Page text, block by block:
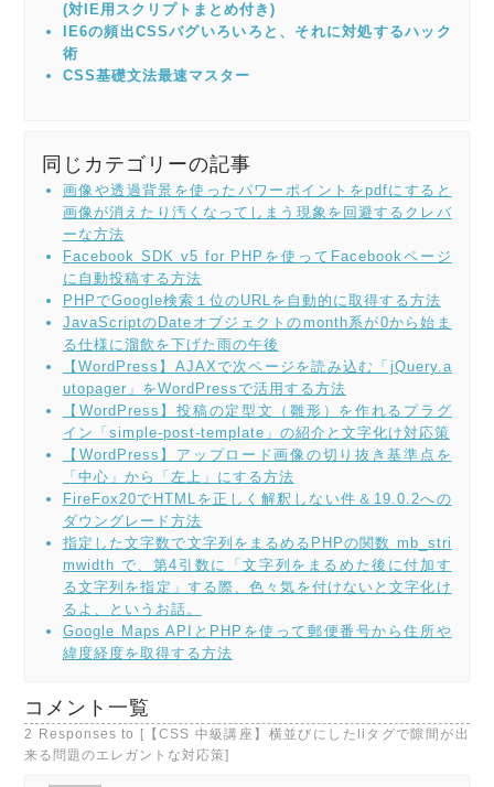
(対IE用スクリプトまとめ付き)
IE6の頻出CSSバグいろいろと、それに対処するハック
術
CSS基礎文法最速マスター
同じカテゴリーの記事
画像や透過背景を使ったパワーポイントをpdfにすると
画像が消えたり汚くなってしまう現象を回避するクレバ
ーな方法
Facebook SDK v5 for PHPを使ってFacebookページ
に自動投稿する方法
PHPでGoogle検索１位のURLを自動的に取得する方法
JavaScriptのDateオブジェクトのmonth系が0から始ま
る仕様に溜飲を下げた雨の午後
【WordPress】AJAXで次ページを読み込む「jQuery.a
utopager」をWordPressで活用する方法
【WordPress】投稿の定型文（雛形）を作れるプラグ
イン「simple-post-template」の紹介と文字化け対応策
【WordPress】アップロード画像の切り抜き基準点を
「中心」から「左上」にする方法
FireFox20でHTMLを正しく解釈しない件＆19.0.2への
ダウングレード方法
指定した文字数で文字列をまるめるPHPの関数 mb_stri
mwidth で、第4引数に「文字列をまるめた後に付加す
る文字列を指定」する際、色々気を付けないと文字化け
るよ、というお話。
Google Maps APIとPHPを使って郵便番号から住所や
緯度経度を取得する方法
コメント一覧
2 Responses to [【CSS 中級講座】横並びにしたliタグで隙間が出
来る問題のエレガントな対応策]